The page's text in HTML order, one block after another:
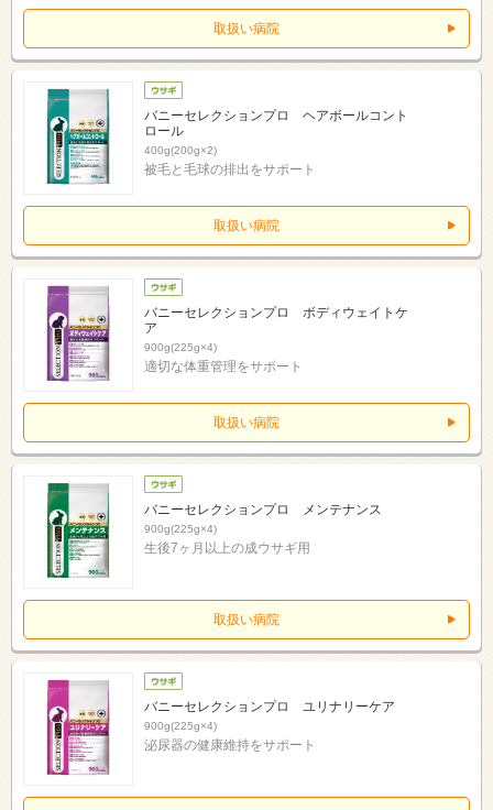
取扱い病院
バニーセレクションプロ ヘアボールコント
ロール
400g(200g×2)
被毛と毛球の排出をサポート
取扱い病院
バニーセレクションプロ ボディウェイトケ
ア
900g(225g×4)
適切な体重管理をサポート
取扱い病院
バニーセレクションプロ メンテナンス
900g(225g×4)
生後7ヶ月以上の成ウサギ用
取扱い病院
バニーセレクションプロ ユリナリーケア
900g(225g×4)
泌尿器の健康維持をサポート